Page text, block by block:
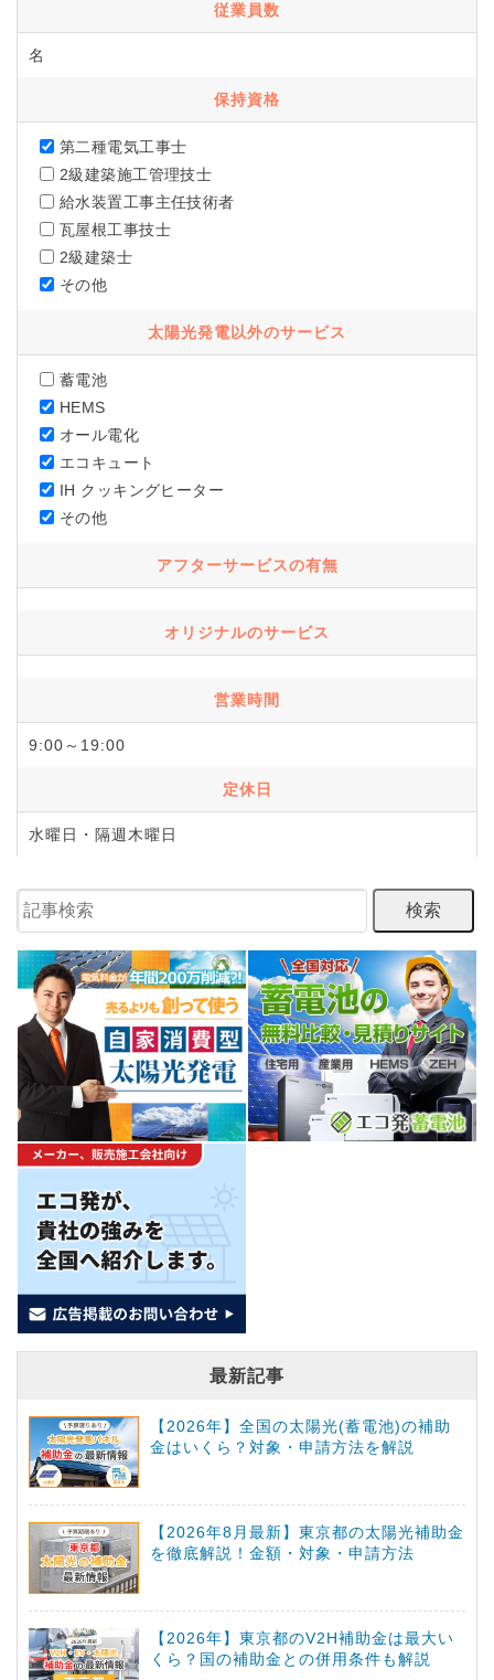
従業員数
名
保持資格
第二種電気工事士
2級建築施工管理技士
給水装置工事主任技術者
瓦屋根工事技士
2級建築士
その他
太陽光発電以外のサービス
蓄電池
HEMS
オール電化
エコキュート
IH クッキングヒーター
その他
アフターサービスの有無
オリジナルのサービス
営業時間
9:00～19:00
定休日
水曜日・隔週木曜日
最新記事
【2026年】全国の太陽光(蓄電池)の補助
金はいくら？対象・申請方法を解説
【2026年8月最新】東京都の太陽光補助金
を徹底解説！金額・対象・申請方法
【2026年】東京都のV2H補助金は最大い
くら？国の補助金との併用条件も解説